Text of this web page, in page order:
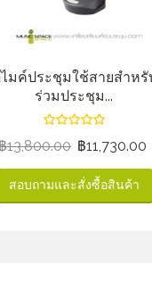
มค์ประชุมใช้สายสำหรั
ร่วมประชุม...
13,800.00 ฿11,730.00
สอบถามและสั่งซื้อสินค้า